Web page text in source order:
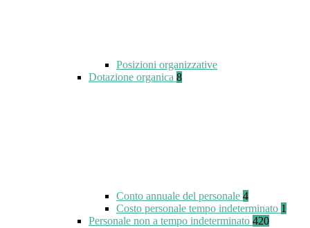
Posizioni organizzative
Dotazione organica 8
Conto annuale del personale 4
Costo personale tempo indeterminato 1
Personale non a tempo indeterminato 420